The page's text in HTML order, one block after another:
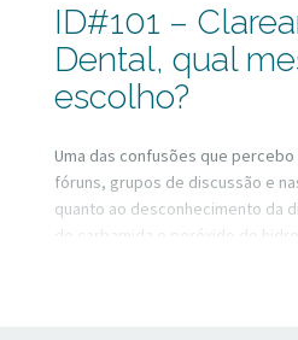
ID#101 –
Dental, qual
escolho?
Uma das confusões que
fóruns, grupos de discussão e
quanto ao desconhecimento da
de carbamida e peróxido de